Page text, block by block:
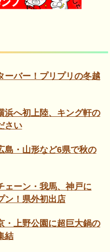
ーバー！プリプリの冬越
浜へ初上陸、キング軒の
さい
島・山形など6県で秋の
ェーン・我馬、神戸に
ン！県外初出店
・上野公園に超巨大鍋の
結